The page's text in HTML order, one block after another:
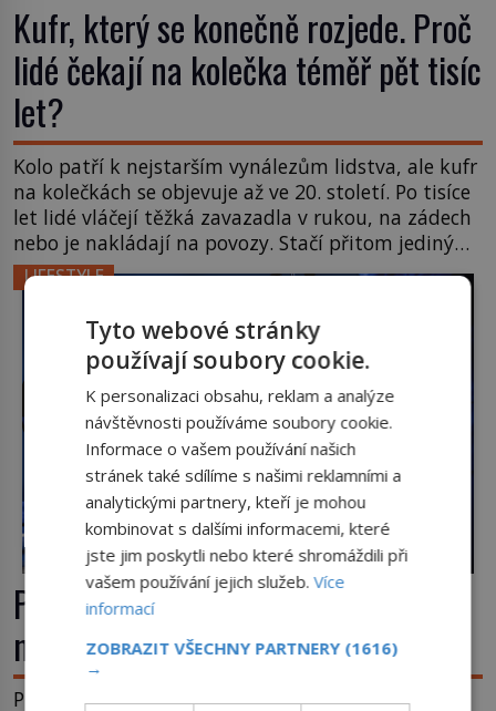
Kufr, který se konečně rozjede. Proč
lidé čekají na kolečka téměř pět tisíc
let?
Kolo patří k nejstarším vynálezům lidstva, ale kufr
na kolečkách se objevuje až ve 20. století. Po tisíce
let lidé vláčejí těžká zavazadla v rukou, na zádech
nebo je nakládají na povozy. Stačí přitom jediný
nápad, připevnit ke kufru kolečka. Jenže právě ten
nikdo dlouho nedostane. Až jednou se na letišti
ozve věta, která změní […]
LIFESTYLE
První plastické operace: Když se
nový nos rodí z kůže na tváři
Plastická chirurgie se často považuje za vynález
Tyto webové stránky
používají soubory cookie.
K personalizaci obsahu, reklam a analýze
návštěvnosti používáme soubory cookie.
Informace o vašem používání našich
stránek také sdílíme s našimi reklamními a
analytickými partnery, kteří je mohou
kombinovat s dalšími informacemi, které
jste jim poskytli nebo které shromáždili při
vašem používání jejich služeb.Více
informací
ZOBRAZIT VŠECHNY PARTNERY (1616)
→